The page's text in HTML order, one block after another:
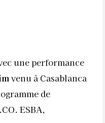
une performance
venu à Casablanca
de
ESBA,